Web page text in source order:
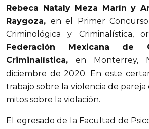
Rebeca Nataly Meza Marín y
Raygoza, en el Primer
Criminológica y Criminalística,
Federación Mexicana de
Criminalística, en Monterrey,
diciembre de 2020. En este
trabajo sobre la violencia de
mitos sobre la violación.
El egresado de la Facultad de